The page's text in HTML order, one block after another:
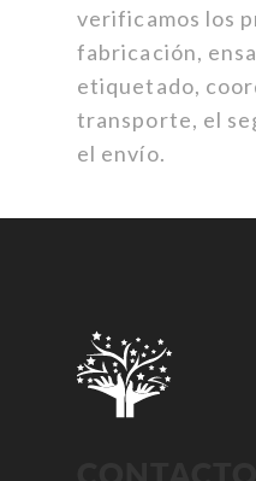
verificamos los
fabricación,
etiquetado,
transporte, el
el envío.